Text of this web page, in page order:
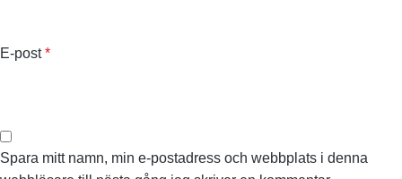
E-post*
Spara mitt namn, min e-postadress och webbplats i denna